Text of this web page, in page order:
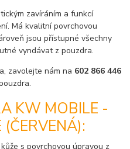
zavíráním a funkcí
Má kvalitní povrchovou
jsou přístupné všechny
vyndávat z pouzdra.
zavolejte nám na 602 866 446
KW MOBILE -
s povrchovou úpravou z